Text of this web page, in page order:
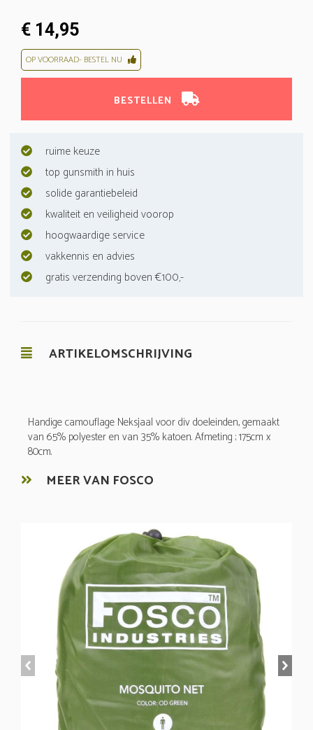
€ 14,95
OP VOORRAAD- BESTEL NU
BESTELLEN
ruime keuze
top gunsmith in huis
solide garantiebeleid
kwaliteit en veiligheid voorop
hoogwaardige service
vakkennis en advies
gratis verzending boven €100,-
ARTIKELOMSCHRIJVING
Handige camouflage Neksjaal voor div doeleinden, gemaakt
van 65% polyester en van 35% katoen. Afmeting ; 175cm x
80cm.
MEER VAN FOSCO